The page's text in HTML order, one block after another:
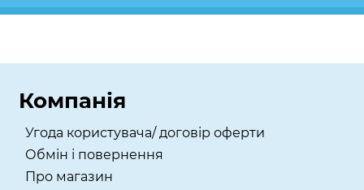
Компанія
Угода користувача/ договір оферти
Обмін і повернення
Про магазин